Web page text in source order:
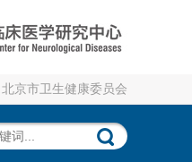
北京市卫生健康委员会